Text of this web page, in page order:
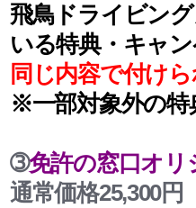
飛鳥ドライビン
いる特典・キャ
同じ内容で付け
※一部対象外の特
➂免許の窓口オリ
通常価格25,300円